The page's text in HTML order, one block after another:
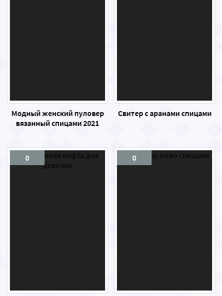
Модный женский пуловер
вязанный спицами 2021
Свитер с аранами спицами
0 0